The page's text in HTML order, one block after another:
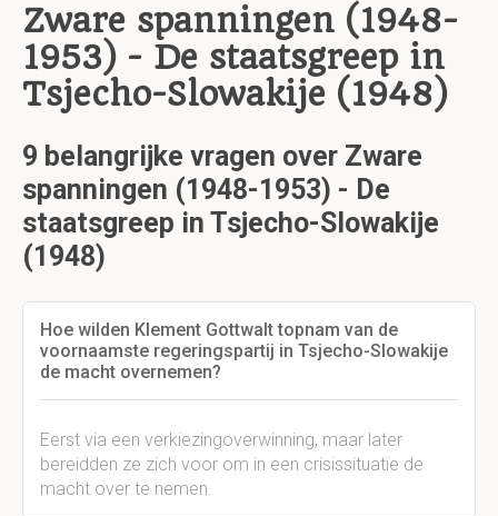
Zware spanningen (1948-
1953) - De staatsgreep in
Tsjecho-Slowakije (1948)
9 belangrijke vragen over Zware
spanningen (1948-1953) - De
staatsgreep in Tsjecho-Slowakije
(1948)
Hoe wilden Klement Gottwalt topnam van de
voornaamste regeringspartij in Tsjecho-Slowakije
de macht overnemen?
Eerst via een verkiezingoverwinning, maar later
bereidden ze zich voor om in een crisissituatie de
macht over te nemen.